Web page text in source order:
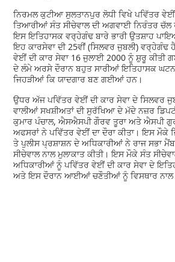
ਨਿਰਮਲ ਕੁਟੀਆ ਸੁਲਤਾਨਪੁਰ ਲੋਧੀ ਵਿਖੇ ਪਵਿੱਤਰ
ਤਿਆਰੀਆਂ ਸੰਤ ਸੀਚੇਵਾਲ ਦੀ ਅਗਵਾਈ ਨਿਰੰਤਰ
ਇਸ ਇਤਿਹਾਸਕ ਵਰ੍ਹੇਗੰਢ ਬਾਰੇ ਭਾਰੀ ਉਤਸ਼ਾਹ
ਇਹ ਕਾਰਸੇਵਾ ਦੀ 25ਵੀਂ (ਸਿਲਵਰ ਜੁਬਲੀ) ਵਰ੍ਹੇਗੰਢ
ਵੇਈਂ ਦੀ ਕਾਰ ਸੇਵਾ 16 ਜੁਲਾਈ 2000 ਨੂੰ ਸ਼ੁਰੂ ਕੀਤੀ
ਦੇ ਲੰਮੇ ਅਰਸੇ ਦੌਰਾਨ ਬਹੁਤ ਸਾਰੀਆਂ ਇਤਿਹਾਸਕ
ਜਿਹੜੀਆਂ ਕਿ ਯਾਦਗਾਰ ਬਣ ਗਈਆਂ ਹਨ।
ਉਧਰ ਅੱਜ ਪਵਿੱਤਰ ਵੇਈਂ ਦੀ ਕਾਰ ਸੇਵਾ ਦੇ ਸਿਲਵਰ
ਵਾਲੀਆਂ ਸਖਸ਼ੀਅਤਾਂ ਦੀ ਸੁਰੱਖਿਆ ਦੇ ਮੱਦੇ ਨਜ਼ਰ
ਕੁਮਾਰ ਪੰਚਾਲ, ਐਸਐਸਪੀ ਗੌਰਵ ਤੂਰਾ ਅਤੇ ਐਸਪੀ
ਅਫਸਰਾਂ ਨੇ ਪਵਿੱਤਰ ਵੇਈਂ ਦਾ ਦੌਰਾ ਕੀਤਾ। ਇਸ ਮੌਕੇ
ਤੇ ਪੁਲੀਸ ਪ੍ਰਸ਼ਾਸ਼ਨ ਦੇ ਅਧਿਕਾਰੀਆਂ ਨੇ ਰਾਜ ਸਭਾ
ਸੀਚੇਵਾਲ ਨਾਲ ਮੁਲਾਕਾਤ ਕੀਤੀ। ਇਸ ਮੌਕੇ ਸੰਤ
ਅਧਿਕਾਰੀਆਂ ਨੂੰ ਪਵਿੱਤਰ ਵੇਈਂ ਦੀ ਕਾਰ ਸੇਵਾ ਦੇ
ਅਤੇ ਇਸ ਦੌਰਾਨ ਆਈਆਂ ਚਣੌਤੀਆਂ ਨੂੰ ਵਿਸਥਾਰ